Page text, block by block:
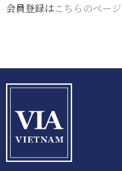
会員登録はこちらのページ